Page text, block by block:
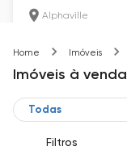
Home Imóveis
Imóveis à venda
Filtros
Alphaville
R$ 5.800.000